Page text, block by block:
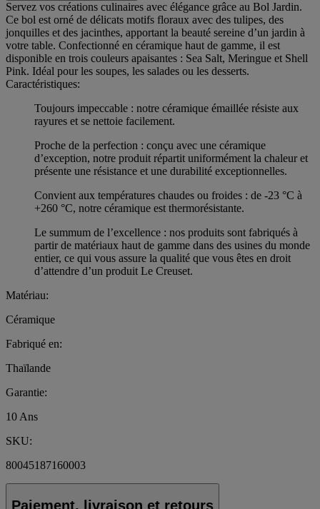
Servez vos créations culinaires avec élégance grâce au Bol Jardin.
Ce bol est orné de délicats motifs floraux avec des tulipes, des
jonquilles et des jacinthes, apportant la beauté sereine d’un jardin à
votre table. Confectionné en céramique haut de gamme, il est
disponible en trois couleurs apaisantes : Sea Salt, Meringue et Shell
Pink. Idéal pour les soupes, les salades ou les desserts.
Caractéristiques:
Toujours impeccable : notre céramique émaillée résiste aux
rayures et se nettoie facilement.
Proche de la perfection : conçu avec une céramique
d’exception, notre produit répartit uniformément la chaleur et
présente une résistance et une durabilité exceptionnelles.
Convient aux températures chaudes ou froides : de -23 °C à
+260 °C, notre céramique est thermorésistante.
Le summum de l’excellence : nos produits sont fabriqués à
partir de matériaux haut de gamme dans des usines du monde
entier, ce qui vous assure la qualité que vous êtes en droit
d’attendre d’un produit Le Creuset.
Matériau:
Céramique
Fabriqué en:
Thaïlande
Garantie:
10 Ans
SKU:
80045187160003
Paiement, livraison et retours